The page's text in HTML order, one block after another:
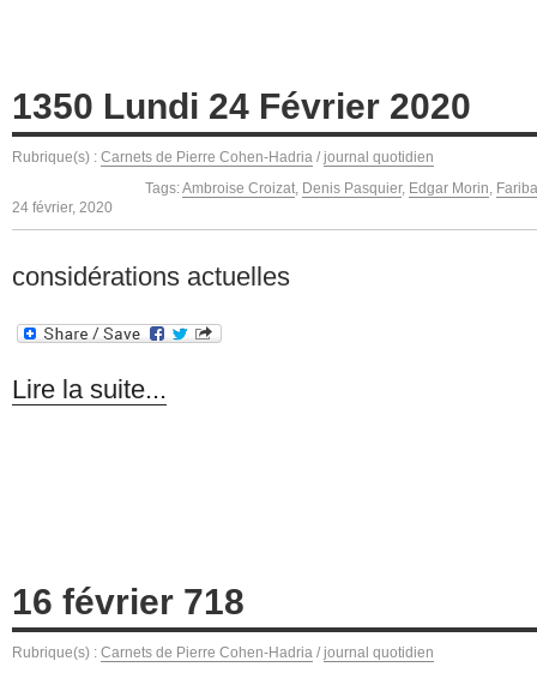
1350 Lundi 24 Février 2020
Rubrique(s) : Carnets de Pierre Cohen-Hadria / journal quotidien
Tags:Ambroise Croizat Denis Pasquier, Edgar Morin
24 février, 2020
considérations actuelles
Lire la suite...
16 février 718
Rubrique(s) : Carnets de Pierre Cohen-Hadria / journal quotidien